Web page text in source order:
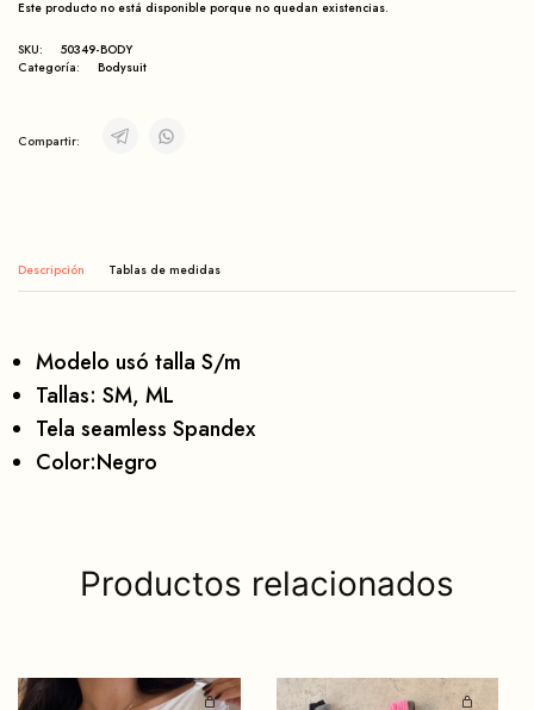
Este producto no está disponible porque no quedan existencias.
SKU:
50349-BODY
Categoría:
Bodysuit
Compartir:
Descripción
Modelo usó talla S/m
Tallas: SM, ML
Tela seamless Spandex
Color:Negro
Productos relacionados